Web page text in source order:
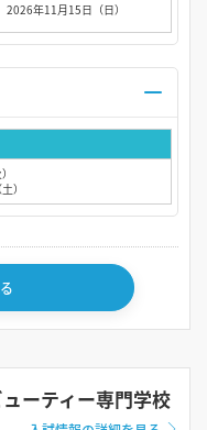
2026年11月15日（日）
）
ーティー専門学校